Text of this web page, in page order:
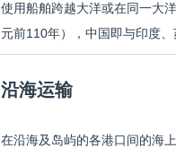
使用船舶跨越大洋或在同一大
元前110年），中国即与印度
沿海运输
在沿海及岛屿的各港口间的海